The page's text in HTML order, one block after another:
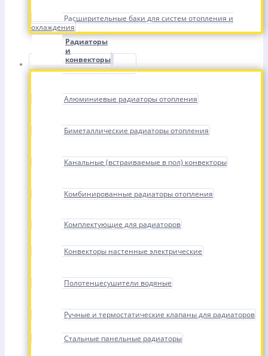
Расширительные баки для систем отопления и
охлаждения
Радиаторы
и
конвекторы
Алюминиевые радиаторы отопления
Биметаллические радиаторы отопления
Канальные (встраиваемые в пол) конвекторы
Комбинированные радиаторы отопления
Комплектующие для радиаторов
Конвекторы настенные электрические
Полотенцесушители водяные
Ручные и термостатические клапаны для радиаторов
Стальные панельные радиаторы